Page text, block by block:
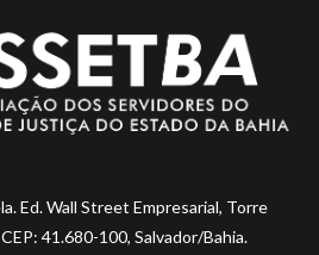
Ed. Wall Street Empresarial, Torre
41.680-100, Salvador/Bahia.